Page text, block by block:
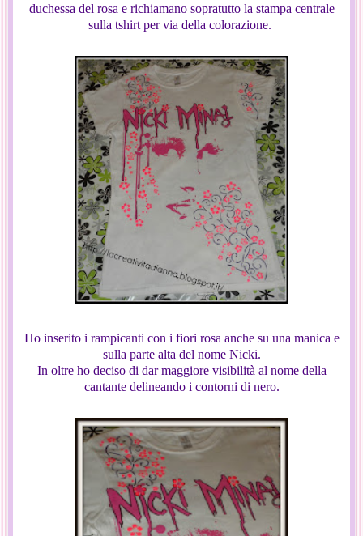
duchessa del rosa e richiamano sopratutto la stampa centrale
sulla tshirt per via della colorazione.
Ho inserito i rampicanti con i fiori rosa anche su una manica e
sulla parte alta del nome Nicki.
In oltre ho deciso di dar maggiore visibilità al nome della
cantante delineando i contorni di nero.